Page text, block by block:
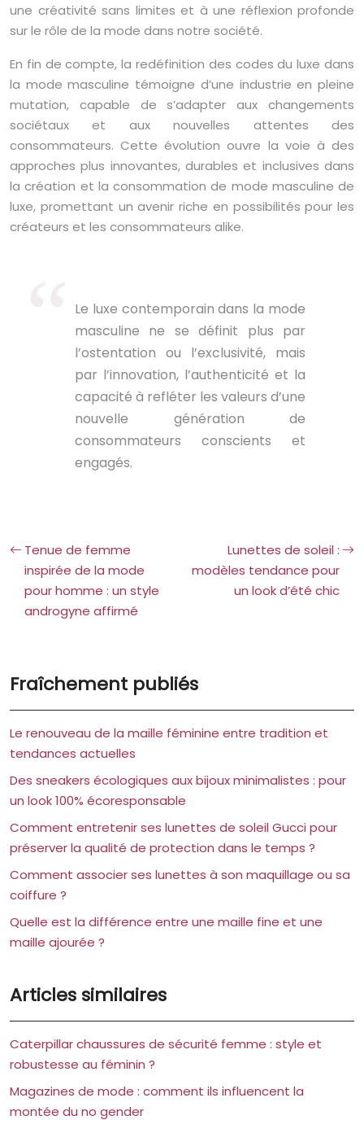
une créativité sans limites et à une réflexion profonde
sur le rôle de la mode dans notre société.
En fin de compte, la redéfinition des codes du luxe dans
la mode masculine témoigne d’une industrie en pleine
mutation, capable de s’adapter aux changements
sociétaux et aux nouvelles attentes des
consommateurs. Cette évolution ouvre la voie à des
approches plus innovantes, durables et inclusives dans
la création et la consommation de mode masculine de
luxe, promettant un avenir riche en possibilités pour les
créateurs et les consommateurs alike.
Le luxe contemporain dans la mode
masculine ne se définit plus par
l’ostentation ou l’exclusivité, mais
par l’innovation, l’authenticité et la
capacité à refléter les valeurs d’une
nouvelle génération de
consommateurs conscients et
engagés.
Tenue de femme
inspirée de la mode
pour homme : un style
androgyne affirmé
Lunettes de soleil :
modèles tendance pour
un look d’été chic
Fraîchement publiés
Le renouveau de la maille féminine entre tradition et
tendances actuelles
Des sneakers écologiques aux bijoux minimalistes : pour
un look 100% écoresponsable
Comment entretenir ses lunettes de soleil Gucci pour
préserver la qualité de protection dans le temps ?
Comment associer ses lunettes à son maquillage ou sa
coiffure ?
Quelle est la différence entre une maille fine et une
maille ajourée ?
Articles similaires
Caterpillar chaussures de sécurité femme : style et
robustesse au féminin ?
Magazines de mode : comment ils influencent la
montée du no gender